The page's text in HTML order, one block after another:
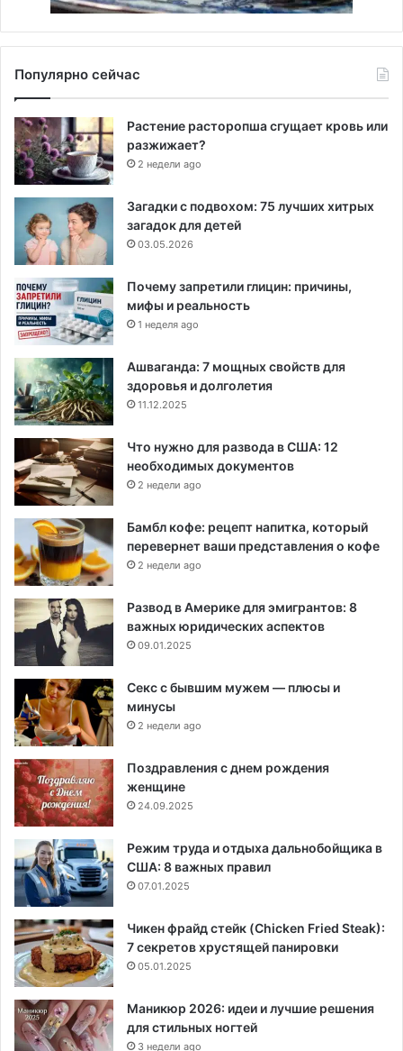
Популярно сейчас
Растение расторопша сгущает кровь или
разжижает?
2 недели ago
Загадки с подвохом: 75 лучших хитрых
загадок для детей
03.05.2026
Почему запретили глицин: причины,
мифы и реальность
1 неделя ago
Ашваганда: 7 мощных свойств для
здоровья и долголетия
11.12.2025
Что нужно для развода в США: 12
необходимых документов
2 недели ago
Бамбл кофе: рецепт напитка, который
перевернет ваши представления о кофе
2 недели ago
Развод в Америке для эмигрантов: 8
важных юридических аспектов
09.01.2025
Секс с бывшим мужем — плюсы и
минусы
2 недели ago
Поздравления с днем рождения
женщине
24.09.2025
Режим труда и отдыха дальнобойщика в
США: 8 важных правил
07.01.2025
Чикен фрайд стейк (Chicken Fried Steak):
7 секретов хрустящей панировки
05.01.2025
Маникюр 2026: идеи и лучшие решения
для стильных ногтей
3 недели ago